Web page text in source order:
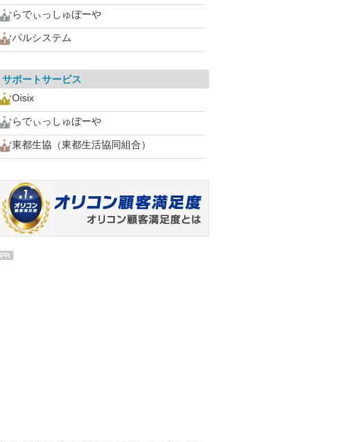
らでぃっしゅぼーや
パルシステム
サポートサービス
Oisix
らでぃっしゅぼーや
東都生協（東都生活協同組合）
PR